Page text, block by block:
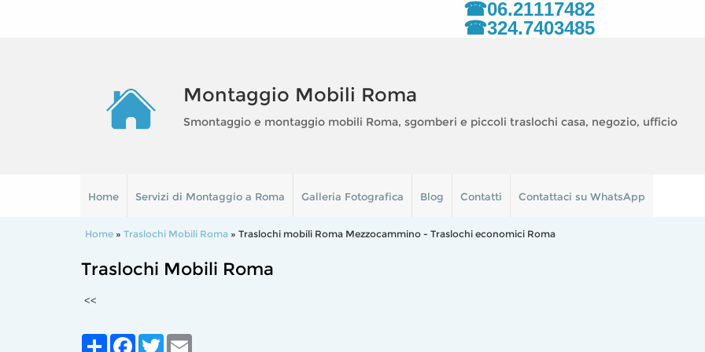
☎06.21117482
☎324.7403485
Montaggio Mobili Roma
Smontaggio e montaggio mobili Roma, sgomberi e piccoli traslochi casa, negozio, ufficio
Home Servizi di Montaggio a Roma Galleria Fotografica Blog Contatti Contattaci su WhatsApp
Home » Traslochi Mobili Roma » Traslochi mobili Roma Mezzocammino - Traslochi economici Roma
Traslochi Mobili Roma
<<
Share FacebookTwitter